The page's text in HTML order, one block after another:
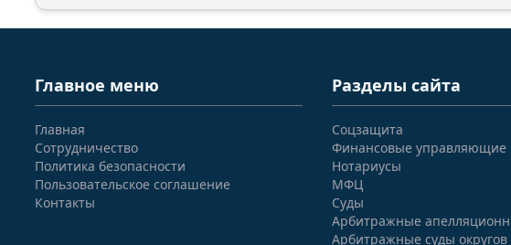
Главное меню
Главная
Сотрудничество
Политика безопасности
Пользовательское соглашение
Контакты
Разделы сайта
Соцзащита
Финансовые управляющие
Нотариусы
МФЦ
Суды
Арбитражные
Арбитражные суды округов